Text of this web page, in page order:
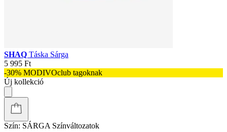
SHAQ Táska Sárga
5 995 Ft
-30% MODIVOclub tagoknak
Új kollekció
Szín: SÁRGA Színváltozatok